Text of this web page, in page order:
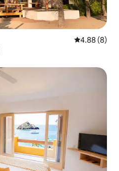
從 8 則評價
4.88 (8)